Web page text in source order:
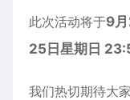
​此次活动将于9
25日星期日
我们热切期待大